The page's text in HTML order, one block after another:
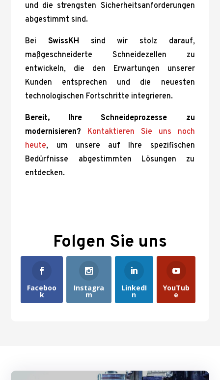
und die strengsten Sicherheitsanforderungen
abgestimmt sind.
BeiSwissKH sind wir stolz darauf,
maßgeschneiderte Schneidezellen zu
entwickeln, die den Erwartungen unserer
Kunden entsprechen und die neuesten
technologischen Fortschritte integrieren.
Bereit, Ihre Schneideprozesse zu
modernisieren?
Kontaktieren Sie uns noch
heute, um unsere auf Ihre spezifischen
Bedürfnisse abgestimmten Lösungen zu
entdecken.
Folgen Sie uns
Faceboo
k
Instagra
m
LinkedI
n
YouTub
e